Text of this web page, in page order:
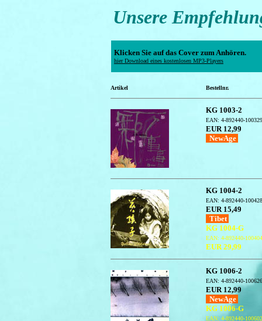
Unsere
Klicken Sie auf das Cover zum Anhören.
hier Download eines kostenlosen MP3-Players
Artikel Bestellnr.
KG 1003-2
EAN: 4-892440-100329
EUR 12,99
NewAge
KG 1004-2
EAN: 4-892440-100428
EUR 15,49
Tibet
KG 1004-G
EAN: 4-892440-100404
EUR 29,99
KG 1006-2
EAN: 4-892440-100626
EUR 12,99
NewAge
KG 1006-G
EAN: 4-892440-100602